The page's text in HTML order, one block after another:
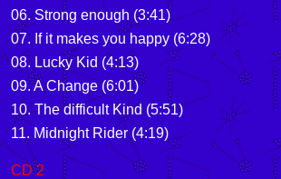
06.Strong enough (3:41)
07. If it makes you happy (6:28)
08. Lucky Kid (4:13)
09.A Change(6:01)
10.The difficult Kind(5:51)
11. Midnight Rider (4:19)
CD 2